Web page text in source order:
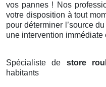
vos pannes ! Nos
votre disposition à tout
pour déterminer l’source
une intervention immédiate
Spécialiste de store
habitants